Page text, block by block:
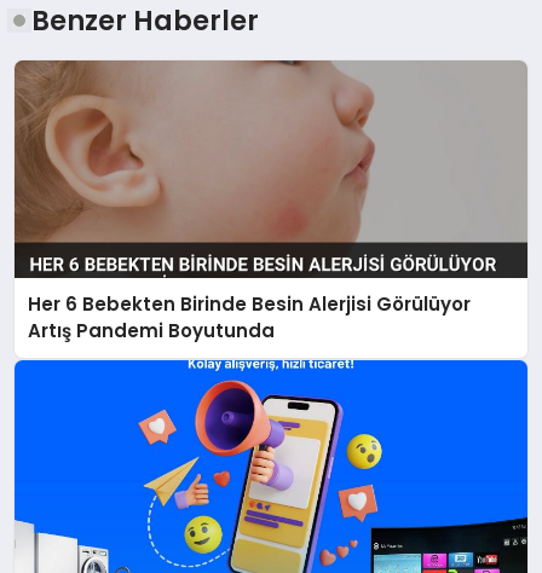
Benzer Haberler
Her 6 Bebekten Birinde Besin Alerjisi Görülüyor
Artış Pandemi Boyutunda